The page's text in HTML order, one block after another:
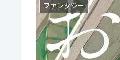
ファンタジー